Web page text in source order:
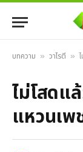
บทความ » วาไรตี้ »
ไม่โสดแ
แหวนเ